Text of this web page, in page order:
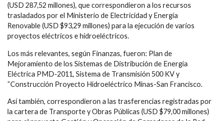
(USD 287,52 millones), que correspondieron a los recursos
trasladados por el Ministerio de Electricidad y Energía
Renovable (USD $93,29 millones) para la ejecución de varios
proyectos eléctricos e hidroeléctricos.
Los más relevantes, según Finanzas, fueron: Plan de
Mejoramiento de los Sistemas de Distribución de Energía
Eléctrica PMD-2011, Sistema de Transmisión 500 KV y
“Construcción Proyecto Hidroeléctrico Minas-San Francisco.
Así también, correspondieron a las trasferencias registradas por
la cartera de Transporte y Obras Públicas (USD $79,00 millones)